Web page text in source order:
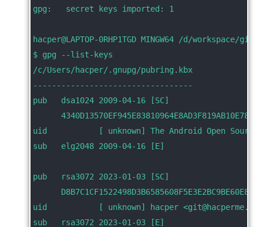
gpg:   secret keys imported: 1
hacper@LAPTOP-0RHP1TGD MINGW64 /d/workspace/
$ gpg --list-keys
/c/Users/hacper/.gnupg/pubring.kbx
----------------------------------
pub   dsa1024 2009-04-16 [SC]
4340D13570EF945E83810964E8AD3F819AB10E78
uid           [ unknown] The Android Open
sub   elg2048 2009-04-16 [E]
pub   rsa3072 2023-01-03 [SC]
D8B7C1CF1522498D3B6585608F5E3E2BC9BE60E8
uid           [ unknown] hacper
sub   rsa3072 2023-01-03 [E]